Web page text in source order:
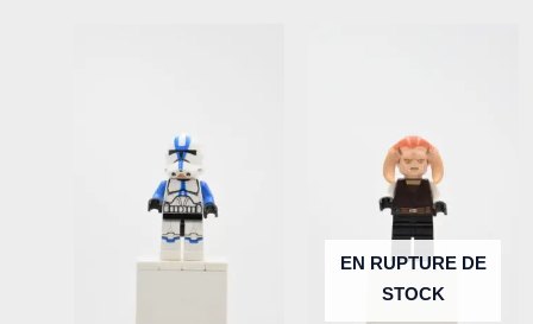
EN RUPTURE DE
STOCK